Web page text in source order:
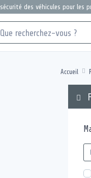
des véhicules pour les
Accueil